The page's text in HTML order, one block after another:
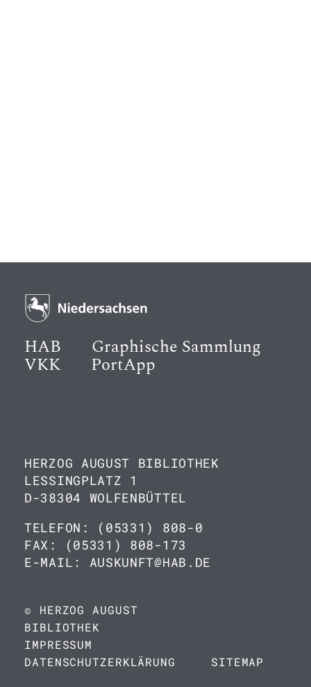
HAB Graphische Sammlung
VKK PortApp
HERZOG AUGUST BIBLIOTHEK
LESSINGPLATZ 1
D-38304 WOLFENBÜTTEL
TELEFON: (05331) 808-0
FAX: (05331) 808-173
E-MAIL: AUSKUNFT@HAB.DE
© HERZOG AUGUST
BIBLIOTHEK
IMPRESSUM
DATENSCHUTZERKLÄRUNG
SITEMAP